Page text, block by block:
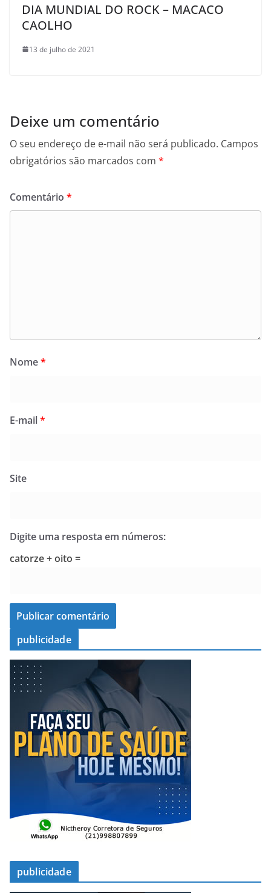
DIA MUNDIAL DO ROCK – MACACO
CAOLHO
13 de julho de 2021
Deixe um comentário
O seu endereço de e-mail não será publicado. Campos
obrigatórios são marcados com *
Comentário *
Nome*
E-mail*
Site
Digite uma resposta em números:
catorze + oito =
publicidade
publicidade